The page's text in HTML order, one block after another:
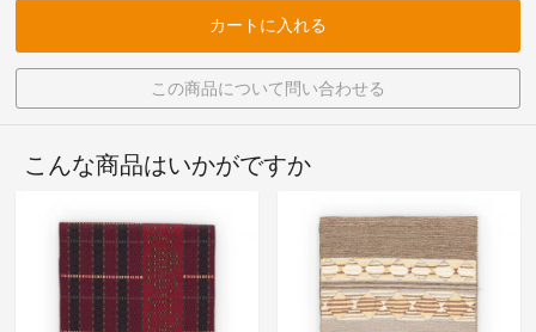
カートに入れる
この商品について問い合わせる
こんな商品はいかがですか